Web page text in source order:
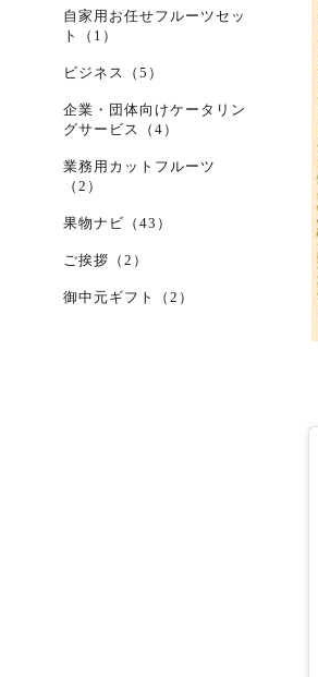
自家用お任せフルーツセッ
ト（1）
ビジネス（5）
企業・団体向けケータリン
グサービス（4）
業務用カットフルーツ
（2）
果物ナビ（43）
ご挨拶（2）
御中元ギフト（2）